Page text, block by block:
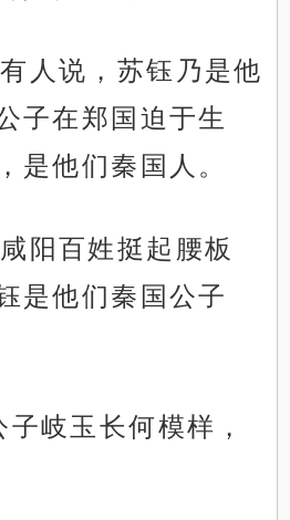
人说，苏钰乃是他
子在郑国迫于生
是他们秦国人。
阳百姓挺起腰板
是他们秦国公子
岐玉长何模样，